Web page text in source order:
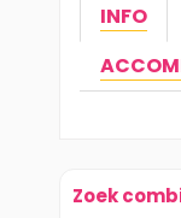
INFO
Zoek